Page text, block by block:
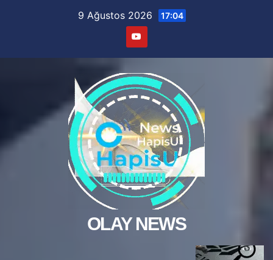
9 Ağustos 2026 17:04
OLAY NEWS